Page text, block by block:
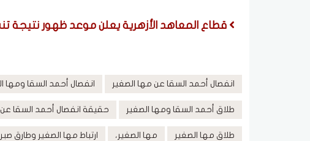
قطاع المعاهد الأزهرية يعلن موعد ظهور نتيجة
انفصال أحمد السقا عن مها الصغير انفصال أحمد السقا ومها
طلاق أحمد السقا ومها الصغير حقيقة انفصال أحمد السقا عن
طلاق مها الصغير مها الصغير، ارتباط مها الصغير وطارق